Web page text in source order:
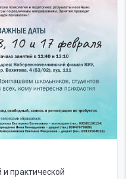
практической